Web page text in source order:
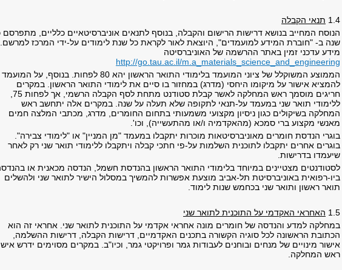
1.4 תנאי הקבלה
הנוסח המחייב בנושא דרישות הרישום והקבלה, בנוסף לתנאים אוניברסיטאיים כלליים, מתפרסם
שנה ב- "חוברת המידע למועמדים", היוצאת לאור לקראת כל שנת לימודים על-ידי המרכז למרשם
מידע עדכני זמין באתר ההרשמה של האוניברסיטה
http://go.tau.ac.il/m.a_materials_science_and_engineering
הממוצע המשוקלל של ציוני המועמד בלימודי התואר הראשון יהא 80 לפחות. בנוסף, על המועמד
להמציא אישור על מיקומו היחסי (מדרג) במחזור בו סיים את לימודי התואר הראשון. במקרים
ללימודי תואר שני במעמד על-תנאי לתקופה שלא תעלה על שנה. במקרים אלה יתחשב ראש
המחלקה בשיקולים כגון ניסיון מקצועי משמעותי בתחום החומרים, מדרג, מכתבי המלצה חמים
מאנשי מקצוע ברי סמכא (מהאקדמיה ו/או מהתעשייה), וכו'.
בוגרי הנדסת חומרים מאוניברסיטאות מוכרות יתקבלו במעמד "מן המניין" או "לימודי צבירה".
בוגרים אחרים יתקבלו לתוכנית השלמות על-פי חתכי קבלה ויתקבלו ללימודי תואר שני רק לאחר
שיעמדו בדרישות.
לסטודנטים מצטיינים במיוחד בלימודי התואר הראשון בהנדסת חשמל, הנדסה מכאנית או
ביו-רפואית באוניברסיטת תל-אביב מוצעת אפשרות להמשיך במסלול הישיר לתואר שני ולהשלים
תואר ראשון ותואר שני בכחמש שנות לימוד.
1.5 האחראי האקדמי על התוכנית לתואר שני
במחלקה למדע והנדסה של חומרים מונה אחראי אקדמי על התוכנית לתואר שני. אחראי זה הוא
הכתובת הראשונה לכל סוגיה הקשורה בתכנים האקדמיים, דרישות הקבלה, דרישות ההשלמה,
אישור מינויים של מנחים ובוחנים לעבודות גמר ופרויקטי גמר, וכיו"ב. במקרים מסוימים ידרש
ראש המחלקה.